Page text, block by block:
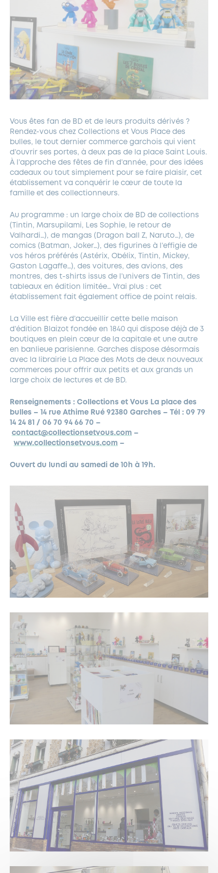
Vous êtes fan de BD et de leurs produits dérivés ?
Rendez-vous chez Collections et Vous Place des
bulles, le tout dernier commerce garchois qui vient
d’ouvrir ses portes, à deux pas de la place Saint Louis.
À l’approche des fêtes de fin d’année, pour des idées
cadeaux ou tout simplement pour se faire plaisir, cet
établissement va conquérir le cœur de toute la
famille et des collectionneurs.
Au programme : un large choix de BD de collections
(Tintin, Marsupilami, Les Sophie, le retour de
Valhardi…), de mangas (Dragon ball Z, Naruto…), de
comics (Batman, Joker…), des figurines à l’effigie de
vos héros préférés (Astérix, Obélix, Tintin, Mickey,
Gaston Lagaffe…), des voitures, des avions, des
montres, des t-shirts issus de l’univers de Tintin, des
tableaux en édition limitée… Vrai plus : cet
établissement fait également office de point relais.
La Ville est fière d’accueillir cette belle maison
d’édition Blaizot fondée en 1840 qui dispose déjà de 3
boutiques en plein cœur de la capitale et une autre
en banlieue parisienne. Garches dispose désormais
avec la librairie La Place des Mots de deux nouveaux
commerces pour offrir aux petits et aux grands un
large choix de lectures et de BD.
Renseignements : Collections et Vous La place des
bulles – 14 rue Athime Rué 92380 Garches – Tél : 09 79
14 24 81 / 06 70 94 66 70 –
contact@collectionsetvous.com –
www.collectionsetvous.com –
Ouvert du lundi au samedi de 10h à 19h.